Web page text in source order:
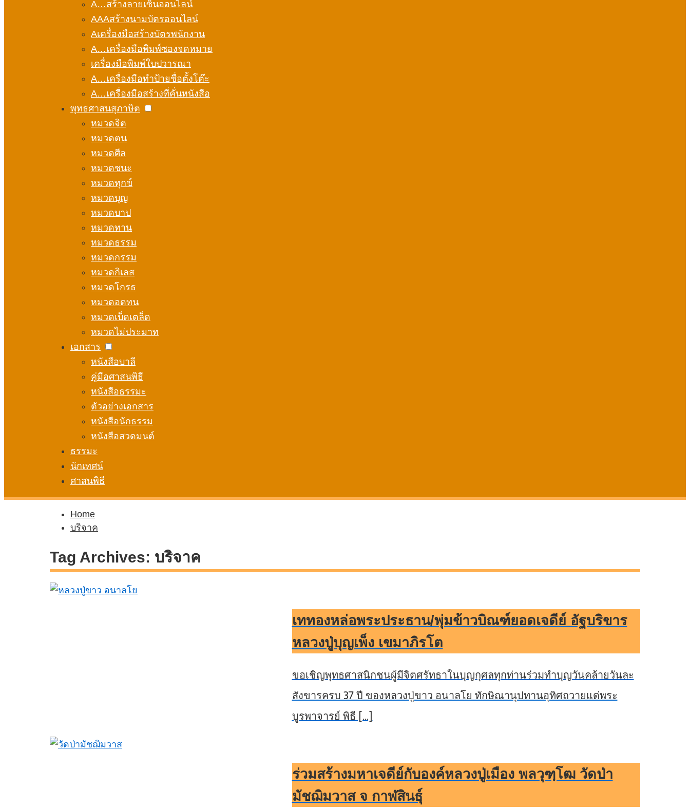
A…สร้างลายเซ็นออนไลน์
AAAสร้างนามบัตรออนไลน์
Aเครื่องมือสร้างบัตรพนักงาน
A…เครื่องมือพิมพ์ซองจดหมาย
เครื่องมือพิมพ์ใบปวารณา
A…เครื่องมือทำป้ายชื่อตั้งโต๊ะ
A…เครื่องมือสร้างที่คั่นหนังสือ
พุทธศาสนสุภาษิต
หมวดจิต
หมวดตน
หมวดศีล
หมวดชนะ
หมวดทุกข์
หมวดบุญ
หมวดบาป
หมวดทาน
หมวดธรรม
หมวดกรรม
หมวดกิเลส
หมวดโกรธ
หมวดอดทน
หมวดเบ็ดเตล็ด
หมวดไม่ประมาท
เอกสาร
หนังสือบาลี
คู่มือศาสนพิธี
หนังสือธรรมะ
ตัวอย่างเอกสาร
หนังสือนักธรรม
หนังสือสวดมนต์
ธรรมะ
นักเทศน์
ศาสนพิธี
Home
บริจาค
Tag Archives: บริจาค
เททองหล่อพระประธาน/พุ่มข้าวบิณฑ์ยอดเจดีย์ อัฐบริขาร
หลวงปู่บุญเพ็ง เขมาภิรโต
ขอเชิญพุทธศาสนิกชนผู้มีจิตศรัทธาในบุญกุศลทุกท่านร่วมทำบุญวันคล้ายวันละ
สังขารครบ 37 ปี ของหลวงปู่ขาว อนาลโย ทักษิณานุปทานอุทิศถวายแด่พระ
บูรพาจารย์ พิธี […]
ร่วมสร้างมหาเจดีย์กับองค์หลวงปู่เมือง พลวุฑฺโฒ วัดป่า
มัชฌิมวาส จ กาฬสินธุ์